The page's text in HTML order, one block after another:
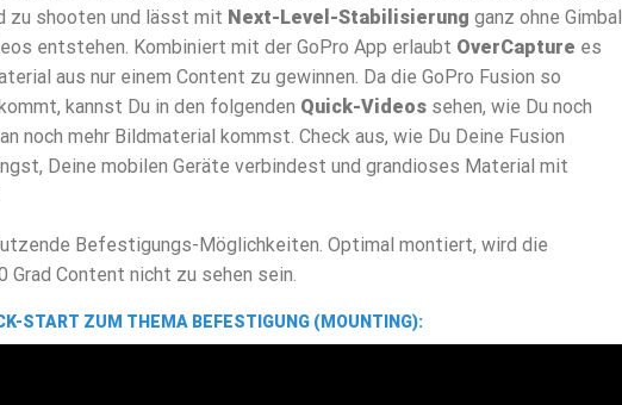
zu shooten und lässt mit Next-Level-Stabilisierung ganz ohne Gimbal
entstehen. Kombiniert mit der GoPro App erlaubt OverCapture es
aus nur einem Content zu gewinnen. Da die GoPro Fusion so
kannst Du in den folgenden Quick-Videossehen, wie Du noch
noch mehr Bildmaterial kommst. Check aus, wie Du Deine Fusion
Deine mobilen Geräte verbindest und grandioses Material mit
Befestigungs-Möglichkeiten. Optimal montiert, wird die
Grad Content nicht zu sehen sein.
START ZUM THEMA BEFESTIGUNG(MOUNTING):